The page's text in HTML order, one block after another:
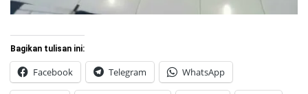
Bagikan tulisan ini:
Facebook Telegram WhatsApp